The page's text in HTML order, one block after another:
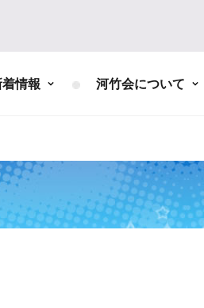
着情報 河竹会について